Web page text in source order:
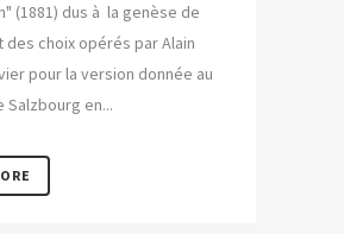
(1881) dus à la genèse de
choix opérés par Alain
pour la version donnée au
Salzbourg en...